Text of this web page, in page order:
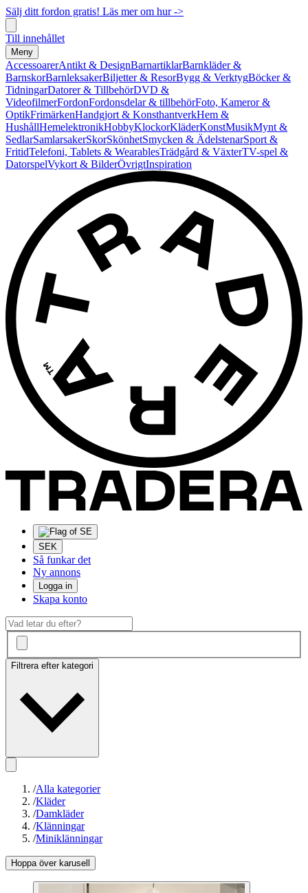
Sälj ditt fordon gratis! Läs mer om hur ->
Till innehållet
Meny
AccessoarerAntikt & DesignBarnartiklarBarnkläder &
BarnskorBarnleksakerBiljetter & ResorBygg & VerktygBöcker &
TidningarDatorer & TillbehörDVD &
VideofilmerFordonFordonsdelar & tillbehörFoto, Kameror &
OptikFrimärkenHandgjort & KonsthantverkHem &
HushållHemelektronikHobbyKlockorKläderKonstMusikMynt &
SedlarSamlarsakerSkorSkönhetSmycken & ÄdelstenarSport &
FritidTelefoni, Tablets & WearablesTrädgård & VäxterTV-spel &
DatorspelVykort & BilderÖvrigtInspiration
SEK
Så funkar det
Ny annons
Logga in
Skapa konto
Filtrera efter kategori
/Alla kategorier
/Kläder
/Damkläder
/Klänningar
/Miniklänningar
Hoppa över karusell